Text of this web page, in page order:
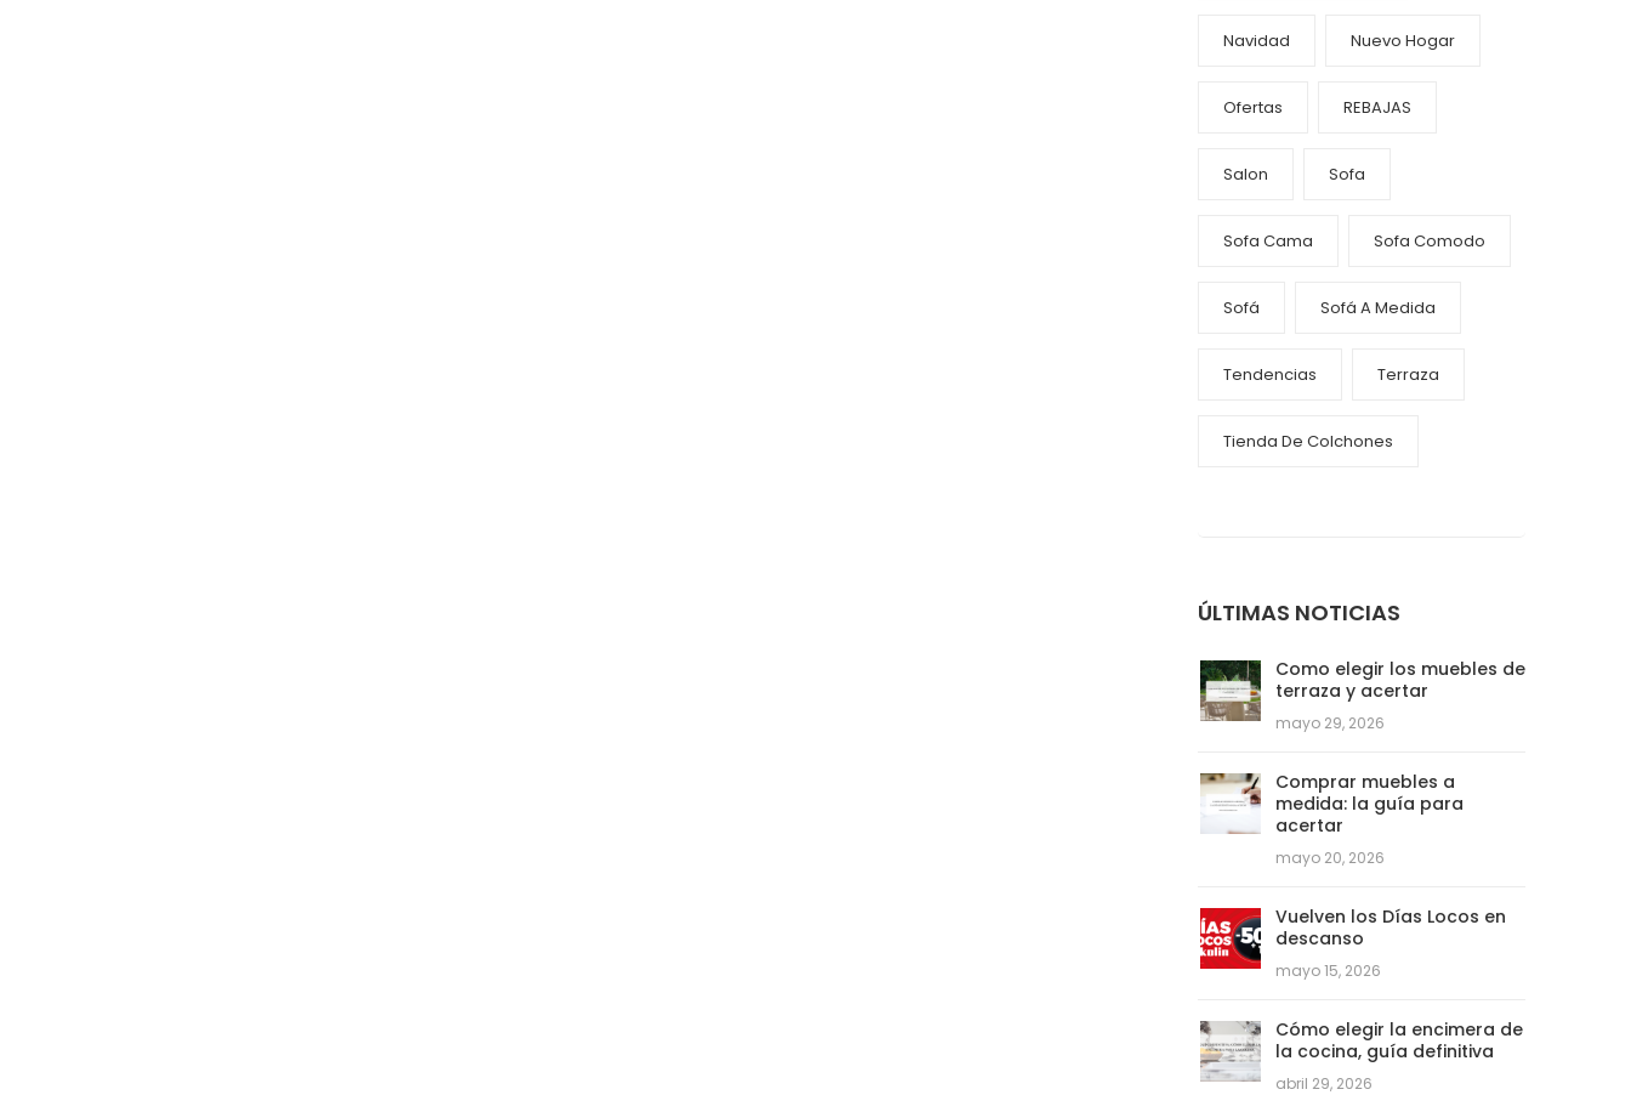
Navidad Nuevo Hogar
Ofertas REBAJAS
Salon Sofa
Sofa Cama Sofa Comodo
Sofá Sofá A Medida
Tendencias Terraza
Tienda De Colchones
ÚLTIMAS NOTICIAS
Como elegir los muebles de
terraza y acertar
mayo 29, 2026
Comprar muebles a
medida: la guía para
acertar
mayo 20, 2026
Vuelven los Días Locos en
descanso
mayo 15, 2026
Cómo elegir la encimera de
la cocina, guía definitiva
abril 29, 2026